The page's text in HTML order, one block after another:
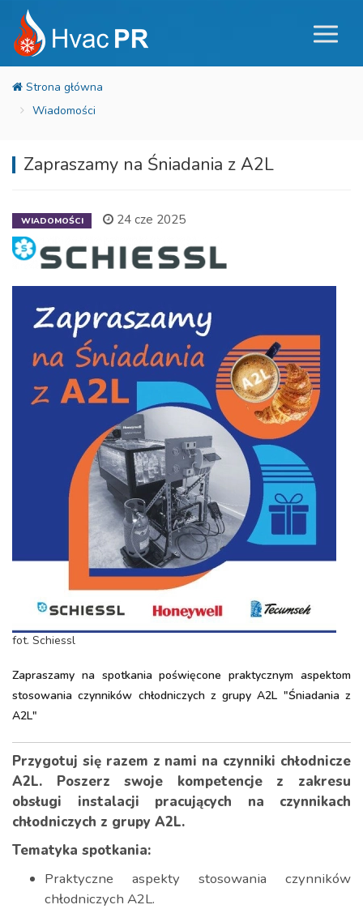
Wiadomości
Zapraszamy na Śniadania z A2L
WIADOMOŚCI 24 cze 2025
fot. Schiessl
Zapraszamy na spotkania poświęcone praktycznym aspektom
stosowania czynników chłodniczych z grupy A2L "Śniadania z
A2L"
Przygotuj się razem z nami na czynniki chłodnicze
A2L. Poszerz swoje kompetencje z zakresu
obsługi instalacji pracujących na czynnikach
chłodniczych z grupy A2L.
Tematyka spotkania:
Praktyczne aspekty stosowania czynników
chłodniczych A2L.